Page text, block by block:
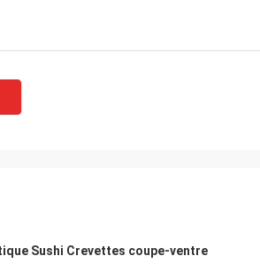
Sushi Crevettes coupe-ventre